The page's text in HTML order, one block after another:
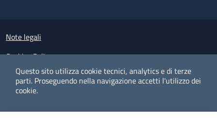
Questo sito utilizza cookie tecnici, analytics e di terze
parti. Proseguendo nella navigazione accetti l'utilizzo dei
cookie.
Small prints
Note legali
Cookies Policy
Policy privacy e protezione del dato personale
Albo pretorio on-line
Dichiarazione di accessibilità